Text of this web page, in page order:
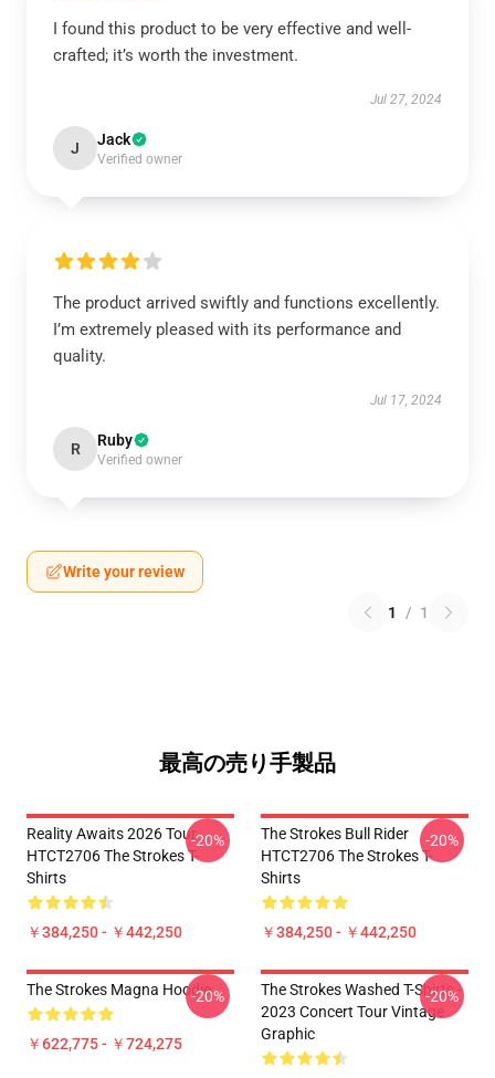
I found this product to be very effective and well-
crafted; it’s worth the investment.
Jul 27, 2024
J Jack
Verified owner
The product arrived swiftly and functions excellently.
I’m extremely pleased with its performance and
quality.
Jul 17, 2024
R Ruby
Verified owner
Write your review
1 / 1
最高の売り手製品
Reality Awaits 2026 Tour
HTCT2706 The Strokes T-
Shirts
￥384,250 - ￥442,250
-20%
The Strokes Bull Rider
HTCT2706 The Strokes T-
Shirts
￥384,250 - ￥442,250
-20%
The Strokes Magna Hoodie
￥622,775 - ￥724,275
-20%
The Strokes Washed T-Shirts -
2023 Concert Tour Vintage
Graphic
-20%